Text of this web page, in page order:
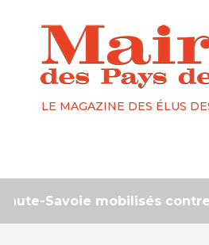
LE MAGAZINE DES ÉLUS
Savoie mobilisés contre